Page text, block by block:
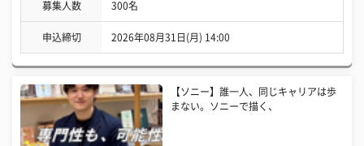
募集人数 300名
申込締切 2026年08月31日(月) 14:00
【ソニー】誰一人、同じキャリアは歩
まない。ソニーで描く、